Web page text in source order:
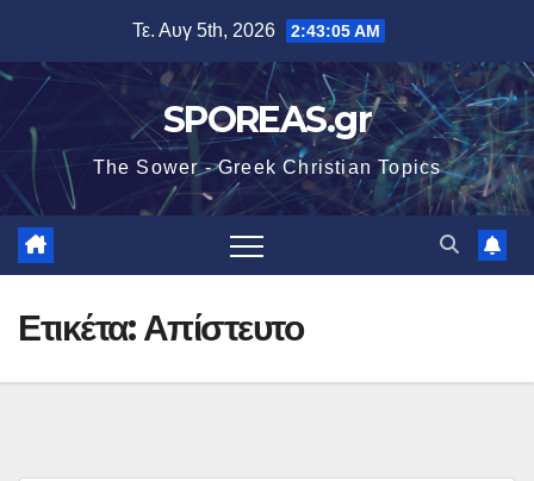
περιεχόμενο
Τε. Αυγ 5th, 2026 2:43:06 AM
SPOREAS.gr
The Sower - Greek Christian Topics
Ετικέτα:Απίστευτο